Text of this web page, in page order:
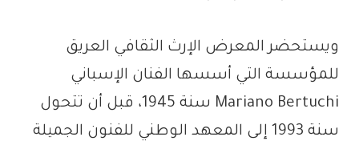
ويستحضر المعرض الإرث الثقافي العريق
للمؤسسة التي أسسها الفنان الإسباني
Mariano Bertuchi سنة 1945، قبل أن تتحول
سنة 1993 إلى المعهد الوطني للفنون الجميلة